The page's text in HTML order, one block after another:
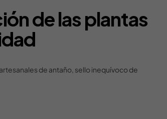
de las plantas
de antaño, sello inequívoco de